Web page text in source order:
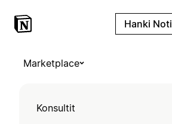
Hanki
Marketplace
Konsultit